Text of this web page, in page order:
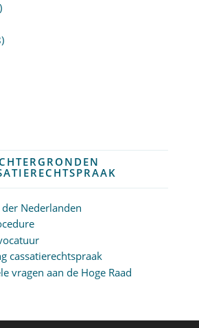
der Nederlanden
cassatierechtspraak
vragen aan de Hoge Raad